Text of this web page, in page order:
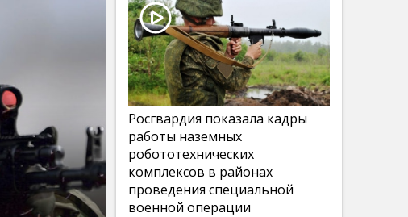
Росгвардия показала кадры
работы наземных
робототехнических
комплексов в районах
проведения специальной
военной операции